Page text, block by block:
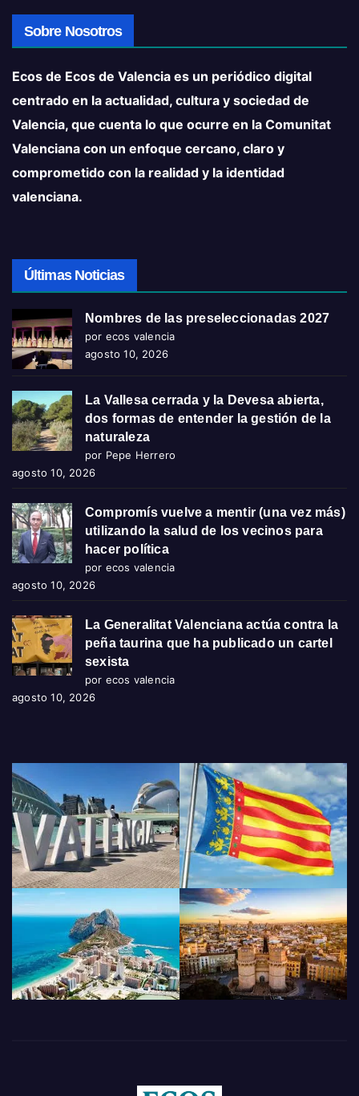
Sobre Nosotros
Ecos de Ecos de Valencia es un periódico digital
centrado en la actualidad, cultura y sociedad de
Valencia, que cuenta lo que ocurre en la Comunitat
Valenciana con un enfoque cercano, claro y
comprometido con la realidad y la identidad
valenciana.
Últimas Noticias
Nombres de las preseleccionadas 2027
por ecos valencia
agosto 10, 2026
La Vallesa cerrada y la Devesa abierta,
dos formas de entender la gestión de la
naturaleza
por Pepe Herrero
agosto 10, 2026
Compromís vuelve a mentir (una vez más)
utilizando la salud de los vecinos para
hacer política
por ecos valencia
agosto 10, 2026
La Generalitat Valenciana actúa contra la
peña taurina que ha publicado un cartel
sexista
por ecos valencia
agosto 10, 2026